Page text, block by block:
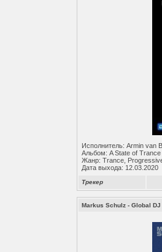
Исполнитель: Armin van
Альбом: A State of Trance
Жанр: Trance,
Дата выхода: 12.03.2020
Трекер
Markus Schulz - Global